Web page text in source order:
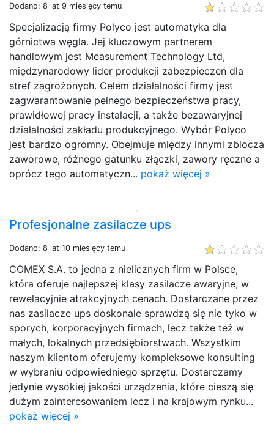
Dodano: 8 lat 9 miesięcy temu
Specjalizacją firmy Polyco jest automatyka dla
górnictwa węgla. Jej kluczowym partnerem
handlowym jest Measurement Technology Ltd,
międzynarodowy lider produkcji zabezpieczeń dla
stref zagrożonych. Celem działalności firmy jest
zagwarantowanie pełnego bezpieczeństwa pracy,
prawidłowej pracy instalacji, a także bezawaryjnej
działalności zakładu produkcyjnego. Wybór Polyco
jest bardzo ogromny. Obejmuje między innymi zblocza
zaworowe, różnego gatunku złączki, zawory ręczne a
oprócz tego automatyczn... pokaż więcej »
Profesjonalne zasilacze ups
Dodano: 8 lat 10 miesięcy temu
COMEX S.A. to jedna z nielicznych firm w Polsce,
która oferuje najlepszej klasy zasilacze awaryjne, w
rewelacyjnie atrakcyjnych cenach. Dostarczane przez
nas zasilacze ups doskonale sprawdzą się nie tyko w
sporych, korporacyjnych firmach, lecz także też w
małych, lokalnych przedsiębiorstwach. Wszystkim
naszym klientom oferujemy kompleksowe konsulting
w wybraniu odpowiedniego sprzętu. Dostarczamy
jedynie wysokiej jakości urządzenia, które cieszą się
dużym zainteresowaniem lecz i na krajowym rynku...
pokaż więcej »